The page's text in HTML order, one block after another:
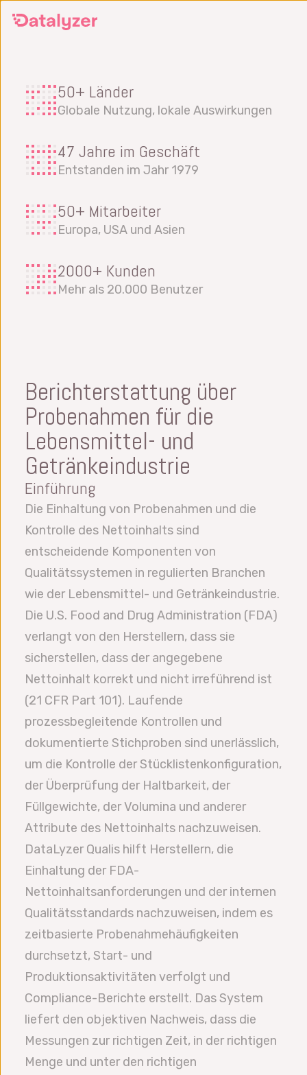
zum
50+ Länder
Globale Nutzung, lokale Auswirkungen
47 Jahre im Geschäft
Entstanden im Jahr 1979
50+ Mitarbeiter
Europa, USA und Asien
2000+ Kunden
Mehr als 20.000 Benutzer
Berichterstattung über
Probenahmen für die
Lebensmittel- und
Getränkeindustrie
Einführung
Die Einhaltung von Probenahmen und die
Kontrolle des Nettoinhalts sind
entscheidende Komponenten von
Qualitätssystemen in regulierten Branchen
wie der Lebensmittel- und Getränkeindustrie.
Die U.S. Food and Drug Administration (FDA)
verlangt von den Herstellern, dass sie
sicherstellen, dass der angegebene
Nettoinhalt korrekt und nicht irreführend ist
(21 CFR Part 101). Laufende
prozessbegleitende Kontrollen und
dokumentierte Stichproben sind unerlässlich,
um die Kontrolle der Stücklistenkonfiguration,
der Überprüfung der Haltbarkeit, der
Füllgewichte, der Volumina und anderer
Attribute des Nettoinhalts nachzuweisen.
DataLyzer Qualis hilft Herstellern, die
Einhaltung der FDA-
Nettoinhaltsanforderungen und der internen
Qualitätsstandards nachzuweisen, indem es
zeitbasierte Probenahmehäufigkeiten
durchsetzt, Start- und
Produktionsaktivitäten verfolgt und
Compliance-Berichte erstellt. Das System
liefert den objektiven Nachweis, dass die
Messungen zur richtigen Zeit, in der richtigen
Menge und unter den richtigen